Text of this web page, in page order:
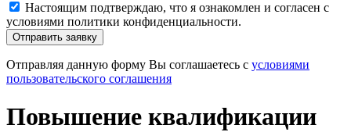
Настоящим подтверждаю, что я ознакомлен и согласен с
условиями политики конфиденциальности.
Отправить заявку
Отправляя данную форму Вы соглашаетесь с условиями
пользовательского соглашения
Повышение квалификации